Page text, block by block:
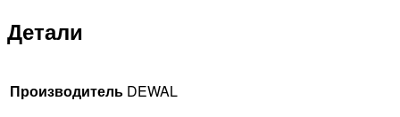
Детали
Производитель DEWAL